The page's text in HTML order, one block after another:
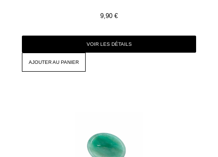
9,90 €
VOIR LES DÉTAILS
AJOUTER AU PANIER